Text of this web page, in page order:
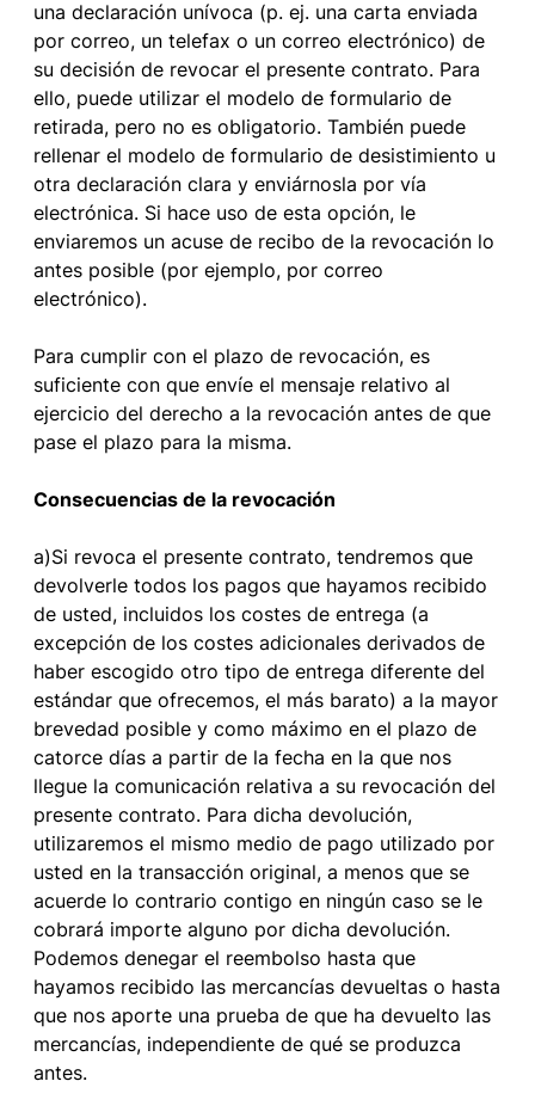
una declaración unívoca (p. ej. una carta enviada
por correo, un telefax o un correo electrónico) de
su decisión de revocar el presente contrato. Para
ello, puede utilizar el modelo de formulario de
retirada, pero no es obligatorio. También puede
rellenar el modelo de formulario de desistimiento u
otra declaración clara y enviárnosla por vía
electrónica. Si hace uso de esta opción, le
enviaremos un acuse de recibo de la revocación lo
antes posible (por ejemplo, por correo
electrónico).
Para cumplir con el plazo de revocación, es
suficiente con que envíe el mensaje relativo al
ejercicio del derecho a la revocación antes de que
pase el plazo para la misma.
Consecuencias de la revocación
a)Si revoca el presente contrato, tendremos que
devolverle todos los pagos que hayamos recibido
de usted, incluidos los costes de entrega (a
excepción de los costes adicionales derivados de
haber escogido otro tipo de entrega diferente del
estándar que ofrecemos, el más barato) a la mayor
brevedad posible y como máximo en el plazo de
catorce días a partir de la fecha en la que nos
llegue la comunicación relativa a su revocación del
presente contrato. Para dicha devolución,
utilizaremos el mismo medio de pago utilizado por
usted en la transacción original, a menos que se
acuerde lo contrario contigo en ningún caso se le
cobrará importe alguno por dicha devolución.
Podemos denegar el reembolso hasta que
hayamos recibido las mercancías devueltas o hasta
que nos aporte una prueba de que ha devuelto las
mercancías, independiente de qué se produzca
antes.